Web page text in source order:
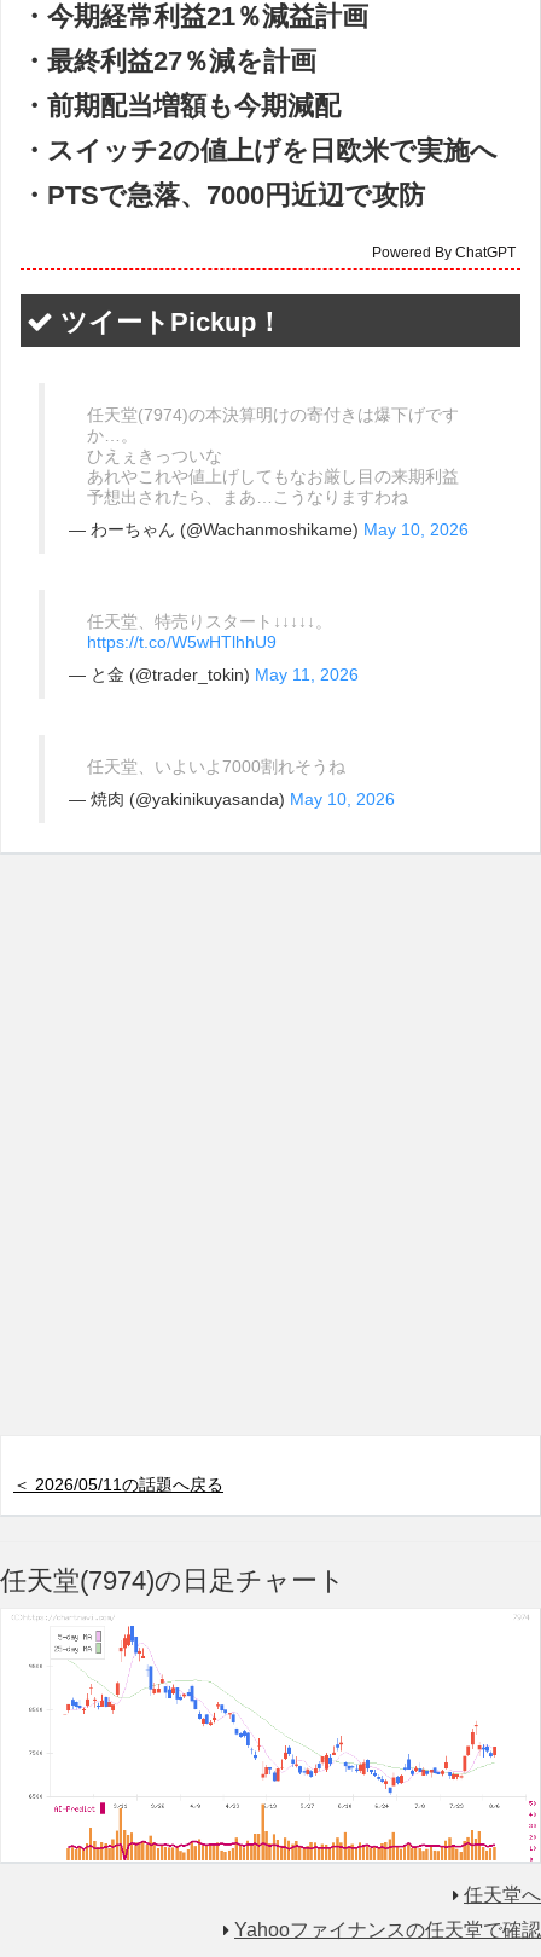
・今期経常利益21％減益計画
・最終利益27％減を計画
・前期配当増額も今期減配
・スイッチ2の値上げを日欧米で実施へ
・PTSで急落、7000円近辺で攻防
Powered By ChatGPT
ツイートPickup！
任天堂(7974)の本決算明けの寄付きは爆下げです
か…。
ひえぇきっついな
あれやこれや値上げしてもなお厳し目の来期利益
予想出されたら、まあ…こうなりますわね
— わーちゃん (@Wachanmoshikame) May 10, 2026
任天堂、特売りスタート↓↓↓↓↓。
https://t.co/W5wHTlhhU9
— と金 (@trader_tokin) May 11, 2026
任天堂、いよいよ7000割れそうね
— 焼肉 (@yakinikuyasanda) May 10, 2026
＜ 2026/05/11の話題へ戻る
任天堂(7974)の日足チャート
任天堂へ
Yahooファイナンスの任天堂で確認